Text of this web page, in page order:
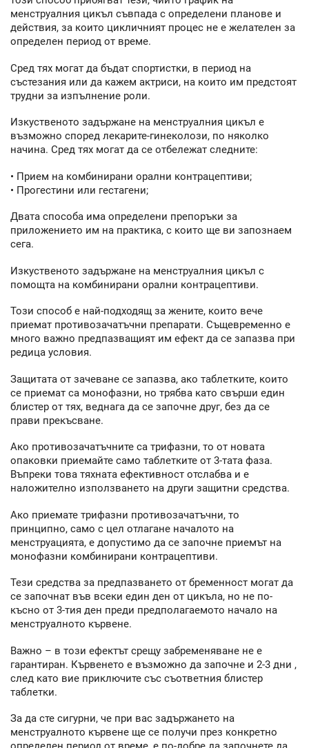
менструалния цикъл съвпада с определени планове и
действия, за които цикличният процес не е желателен за
определен период от време.
Сред тях могат да бъдат спортистки, в период на
състезания или да кажем актриси, на които им предстоят
трудни за изпълнение роли.
Изкуственото задържане на менструалния цикъл е
възможно според лекарите-гинеколози, по няколко
начина. Сред тях могат да се отбележат следните:
• Прием на комбинирани орални контрацептиви;
• Прогестини или гестагени;
Двата способа има определени препоръки за
приложението им на практика, с които ще ви запознаем
сега.
Изкуственото задържане на менструалния цикъл с
помощта на комбинирани орални контрацептиви.
Този способ е най-подходящ за жените, които вече
приемат противозачатъчни препарати. Същевременно е
много важно предпазващият им ефект да се запазва при
редица условия.
Защитата от зачеване се запазва, ако таблетките, които
се приемат са монофазни, но трябва като свърши един
блистер от тях, веднага да се започне друг, без да се
прави прекъсване.
Ако противозачатъчните са трифазни, то от новата
опаковки приемайте само таблетките от 3-тата фаза.
Въпреки това тяхната ефективност отслабва и е
наложително използването на други защитни средства.
Ако приемате трифазни противозачатъчни, то
принципно, само с цел отлагане началото на
менструацията, е допустимо да се започне приемът на
монофазни комбинирани контрацептиви.
Тези средства за предпазването от бременност могат да
се започнат във всеки един ден от цикъла, но не по-
късно от 3-тия ден преди предполагаемото начало на
менструалното кървене.
Важно – в този ефектът срещу забременяване не е
гарантиран. Кървенето е възможно да започне и 2-3 дни ,
след като вие приключите със съответния блистер
таблетки.
За да сте сигурни, че при вас задържането на
менструалното кървене ще се получи през конкретно